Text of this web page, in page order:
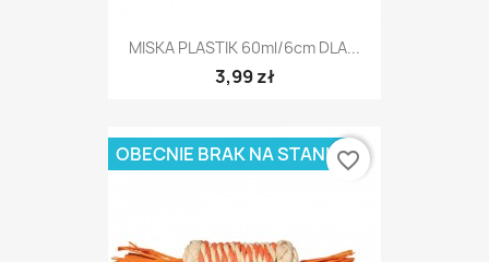
MISKA PLASTIK 60ml/6cm DLA...
3,99 zł
OBECNIE BRAK NA STANIEfavorite_border